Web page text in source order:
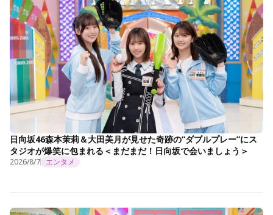
日向坂46森本茉莉＆大田美月が見せた奇跡の“ダブルプレー”にス
タジオが爆笑に包まれる＜まだまだ！日向坂で会いましょう＞
2026/8/7 エンタメ